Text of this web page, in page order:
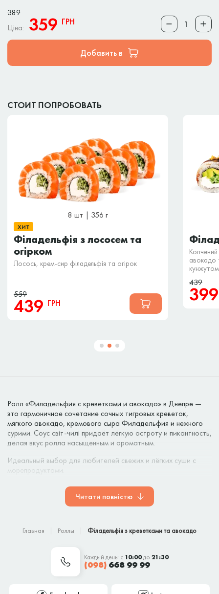
389
Ціна: 359 ГРН
Добавить в
СТОИТ ПОПРОБОВАТЬ
8 шт | 356 г
ХИТ
Філадельфія з лососем та
огірком
Лосось, крем-сир філадельфія та огірок
559
439 ГРН
авокадо
439
Ролл «Филадельфия с креветками и авокадо» в Днепре —
это гармоничное сочетание сочных тигровых креветок,
мягкого авокадо, кремового сыра Филадельфия и нежного
сурими. Соус світ-чилі придаёт лёгкую остроту и пикантность,
делая вкус ролла насыщенным и ароматным.
Идеальный выбор для любителей свежих и лёгких суши с
морепродуктами.
Заказать ролл можно через сайт KotoSushi или по телефону:
(098) 668 99 99. Доставка ежедневно с 10:00 до 21:30.
Читати повністю
Главная Роллы Філадельфія з креветками та авокадо
Каждый день: с 10:00до 21:30
(098)668 99 99